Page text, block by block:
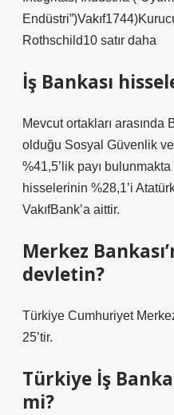
Rothschild10 satır daha
İş Bankası
Mevcut ortakları arasında
olduğu Sosyal Güvenlik ve
%41,5’lik payı
hisselerinin %28,1’i
VakıfBank’a aittir.
Merkez
devletin?
Türkiye Cumhuriyet
25’tir.
Türkiye İş
mi?